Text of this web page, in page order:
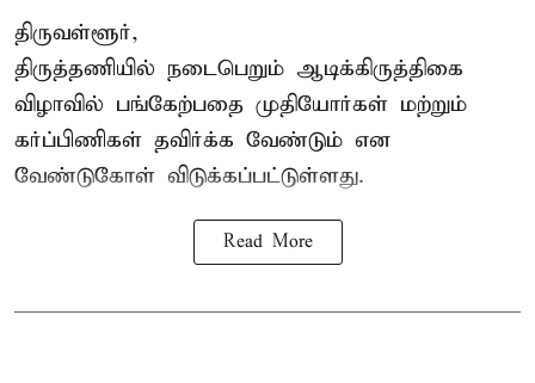
திருவள்ளூர்,
திருத்தணியில் நடைபெறும் ஆடிக்கிருத்திகை
விழாவில் பங்கேற்பதை முதியோர்கள் மற்றும்
கர்ப்பிணிகள் தவிர்க்க வேண்டும் என
வேண்டுகோள் விடுக்கப்பட்டுள்ளது.
Read More